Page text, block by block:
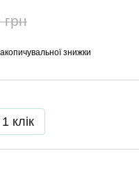
грн
знижки
клік